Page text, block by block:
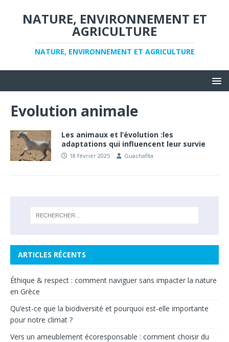
NATURE, ENVIRONNEMENT ET
AGRICULTURE
NATURE, ENVIRONNEMENT ET AGRICULTURE
Evolution animale
Les animaux et l’évolution :les
adaptations qui influencent leur survie
18 février 2025 Guachafita
ARTICLES RÉCENTS
Éthique & respect : comment naviguer sans impacter la nature
en Grèce
Qu’est-ce que la biodiversité et pourquoi est-elle importante
pour notre climat ?
Vers un ameublement écoresponsable : comment choisir du